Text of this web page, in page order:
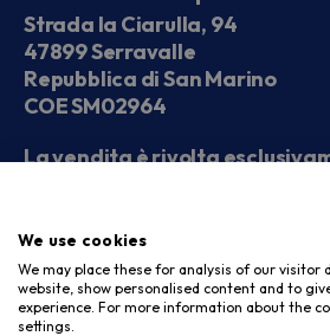
Strada la Ciarulla, 94
47899 Serravalle
Repubblica di San Marino
COE SM02964
La vendita è rivolta
Seguici sui social
We use cookies
We may place these for analysis of our visitor
website, show personalised content and to
experience. For more information about the
settings.